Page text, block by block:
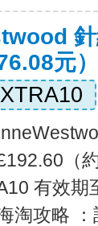
元）
（
有效
淘攻略